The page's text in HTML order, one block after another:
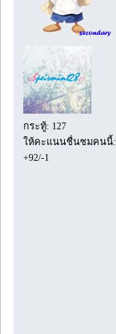
กระทู้: 127
ให้คะแนนชื่นชมคนนี้:
+92/-1